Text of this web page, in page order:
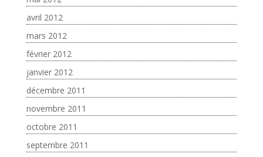
avril 2012
mars 2012
février 2012
janvier 2012
décembre 2011
novembre 2011
octobre 2011
septembre 2011